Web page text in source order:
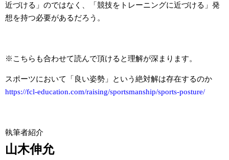
近づける」のではなく、「競技をトレーニングに近づける」発
想を持つ必要があるだろう。
※こちらも合わせて読んで頂けると理解が深まります。
スポーツにおいて「良い姿勢」という絶対解は存在するのか
https://fcl-education.com/raising/sportsmanship/sports-posture/
執筆者紹介
山木伸允